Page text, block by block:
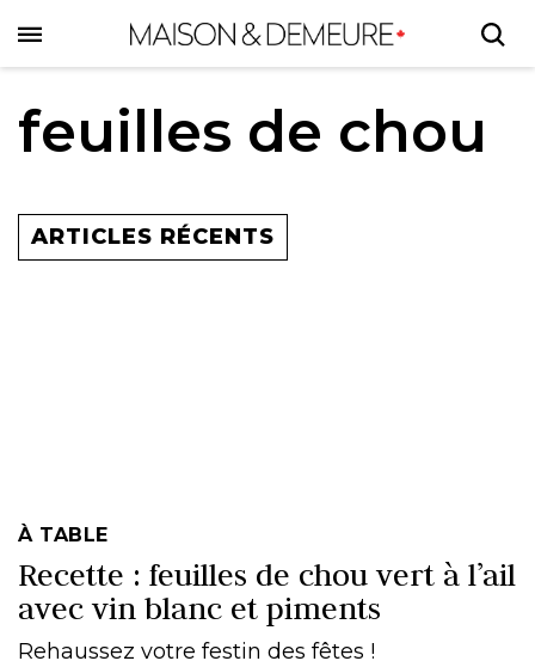
to
main
content
feuilles de chou
ARTICLES RÉCENTS
À TABLE
Recette : feuilles de chou vert à l’ail
avec vin blanc et piments
Rehaussez votre festin des fêtes !